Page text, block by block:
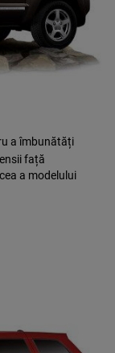
a îmbunătăți
față
a modelului